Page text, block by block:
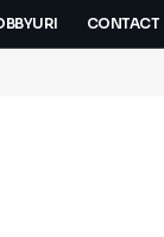
CONTACT